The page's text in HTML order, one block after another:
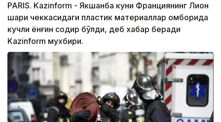
PARIS. Kazinform - Якшанба куни Франциянинг Лион
шаҳри чеккасидаги пластик материаллар омборида
кучли ёнғин содир бўлди, деб хабар беради
Kazinform мухбири.